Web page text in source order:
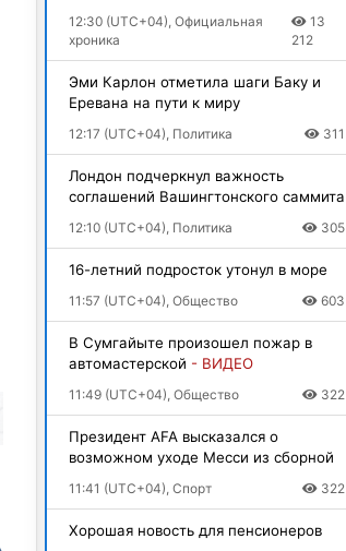
12:30 (UTC+04), Официальная
хроника
13
212
Эми Карлон отметила шаги Баку и
Еревана на пути к миру
12:17 (UTC+04), Политика 311
Лондон подчеркнул важность
соглашений Вашингтонского саммита
12:10 (UTC+04), Политика 305
16-летний подросток утонул в море
11:57 (UTC+04), Общество 603
В Сумгайыте произошел пожар в
автомастерской - ВИДЕО
11:49 (UTC+04), Общество 322
Президент AFA высказался о
возможном уходе Месси из сборной
11:41 (UTC+04), Спорт 322
Хорошая новость для пенсионеров